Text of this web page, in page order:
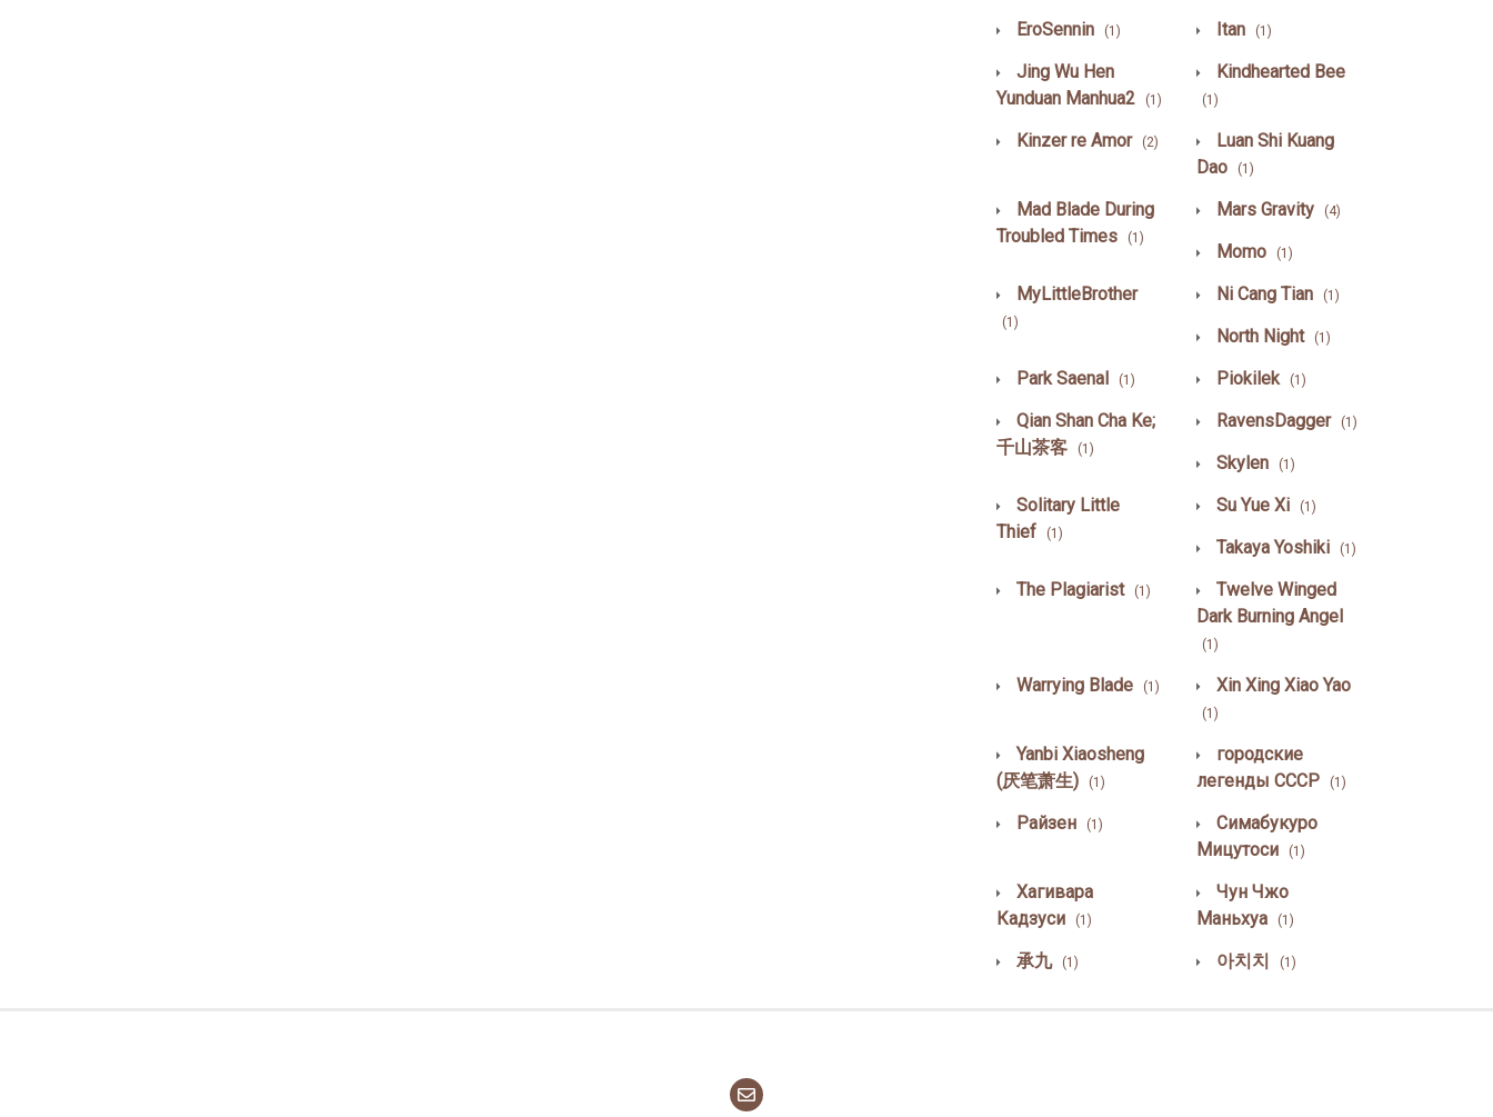
EroSennin (1) Itan (1)
Jing Wu Hen
Yunduan Manhua2
(1)
Kindhearted Bee
(1)
Kinzer re Amor (2)
Luan Shi Kuang
Dao
(1)
Mad Blade During
Troubled Times
(1)
Mars Gravity (4)
Momo (1)
MyLittleBrother
(1)
Ni Cang Tian (1)
North Night (1)
Park Saenal (1) Piokilek (1)
Qian Shan Cha Ke;
千山茶客
(1)
RavensDagger (1)
Skylen (1)
Solitary Little
Thief
(1)
Su Yue Xi (1)
Takaya Yoshiki (1)
The Plagiarist (1)
Twelve Winged
Dark Burning Angel
(1)
Warrying Blade (1) Xin Xing Xiao Yao
(1)
Yanbi Xiaosheng
(厌笔萧生)
(1)
городские
легенды СССР
(1)
Райзен (1)
Симабукуро
Мицутоси
(1)
Хагивара
Кадзуси
(1)
Чун Чжо
Маньхуа
(1)
承九 (1) 아치치 (1)